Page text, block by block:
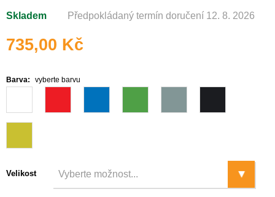
Skladem Předpokládaný termín doručení 12. 8. 2026
735,00 Kč
Barva: vyberte barvu
Velikost